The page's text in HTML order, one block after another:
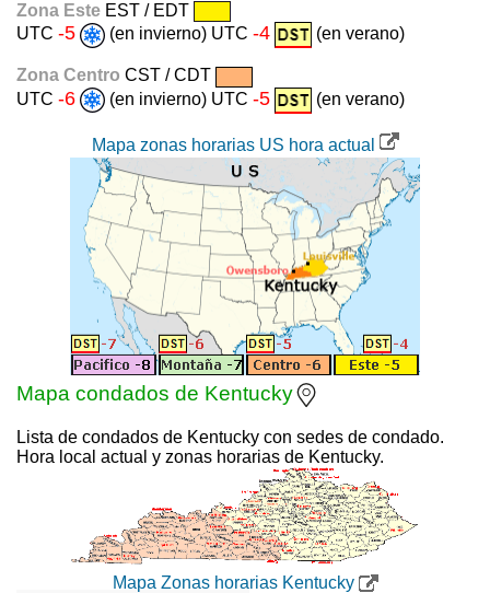
Zona Este EST / EDT
UTC -5 (en invierno) UTC -4 (en verano)
Zona Centro CST / CDT
UTC -6 (en invierno) UTC -5 (en verano)
Mapa zonas horarias US hora actual
Mapa condados de Kentucky
Lista de condados de Kentucky con sedes de condado.
Hora local actual y zonas horarias de Kentucky.
Mapa Zonas horarias Kentucky